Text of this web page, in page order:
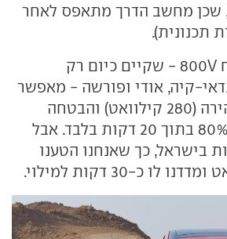
שכן מחשב הדרך מתאפס לאחר
תכנונית).
שימוש נדיר במתח 800V - שקיים כיום רק
קיה, אודי ופורשה - מאפשר
טעינה אולטרא מהירה (280 קילוואט) והבטחה
למילוי מ-10% ל-80% בתוך 20 דקות בלבד. אבל
בישראל, כך שאנחנו הטענו